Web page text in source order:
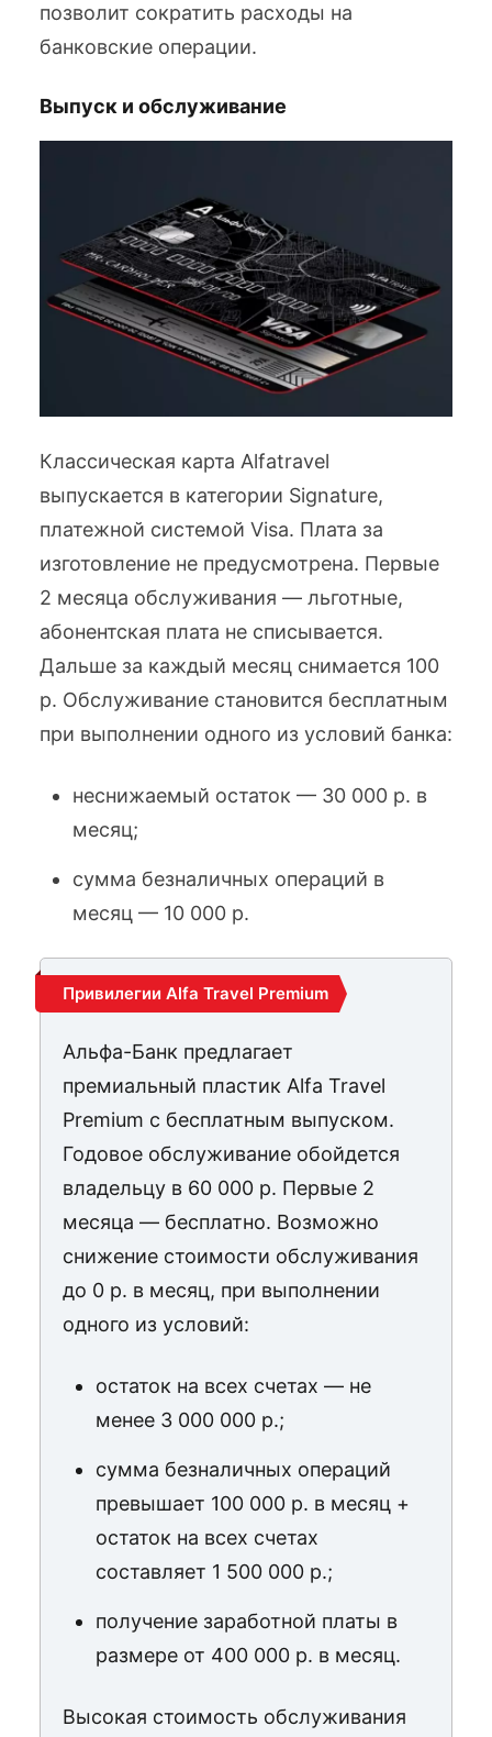
позволит сократить расходы на
банковские операции.
Выпуск и обслуживание
Классическая карта Alfatravel
выпускается в категории Signature,
платежной системой Visa. Плата за
изготовление не предусмотрена. Первые
2 месяца обслуживания — льготные,
абонентская плата не списывается.
Дальше за каждый месяц снимается 100
р. Обслуживание становится бесплатным
при выполнении одного из условий банка:
неснижаемый остаток — 30 000 р. в
месяц;
сумма безналичных операций в
месяц — 10 000 р.
Привилегии Alfa Travel Premium
Альфа-Банк предлагает
премиальный пластик Alfa Travel
Premium с бесплатным выпуском.
Годовое обслуживание обойдется
владельцу в 60 000 р. Первые 2
месяца — бесплатно. Возможно
снижение стоимости обслуживания
до 0 р. в месяц, при выполнении
одного из условий:
остаток на всех счетах — не
менее 3 000 000 р.;
сумма безналичных операций
превышает 100 000 р. в месяц +
остаток на всех счетах
составляет 1 500 000 р.;
получение заработной платы в
размере от 400 000 р. в месяц.
Высокая стоимость обслуживания